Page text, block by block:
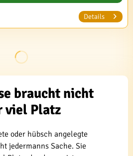
Details
braucht nicht
viel Platz
oder hübsch angelegte
jedermanns Sache. Sie